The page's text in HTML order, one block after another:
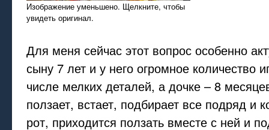
Изображение уменьшено. Щелкните, чтобы
увидеть оригинал.
Для меня сейчас этот вопрос особенно
сыну 7 лет и у него огромное количество
числе мелких деталей, а дочке – 8
ползает, встает, подбирает все подряд и
рот, приходится ползать вместе с ней и